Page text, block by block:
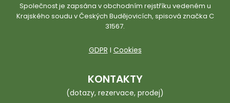
Společnost je zapsána v obchodním rejstříku vedeném u
Krajského soudu v Českých Budějovicích, spisová značka C
31567.
GDPR I Cookies
KONTAKTY
(dotazy, rezervace, prodej)